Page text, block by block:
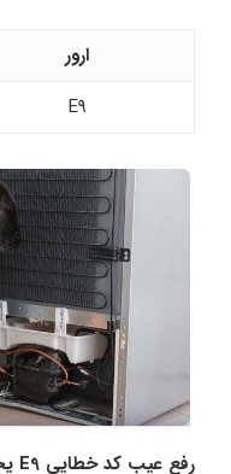
ارور
E9
رفع عیب کد خطایی E9 یخچال هاردستون